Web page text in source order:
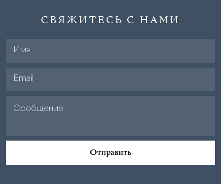
СВЯЖИТЕСЬ С НАМИ
Отправить